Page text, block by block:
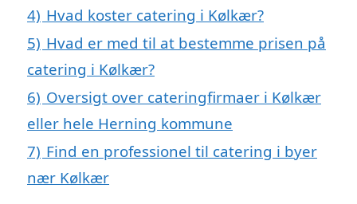
4) Hvad koster catering i Kølkær?
5) Hvad er med til at bestemme prisen på
catering i Kølkær?
6) Oversigt over cateringfirmaer i Kølkær
eller hele Herning kommune
7) Find en professionel til catering i byer
nær Kølkær